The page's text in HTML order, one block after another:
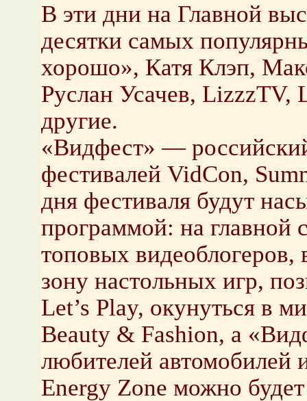
В эти дни на Главной
десятки самых
хорошо», Катя Клэп,
Руслан Усачев,
другие.
«Видфест» —
фестивалей VidCon,
дня фестиваля будут
программой: на главной
топовых
зону настольных игр,
Let’s Play, окунуться в
Beauty & Fashion, а
любителей автомобилей
Energy Zone можно